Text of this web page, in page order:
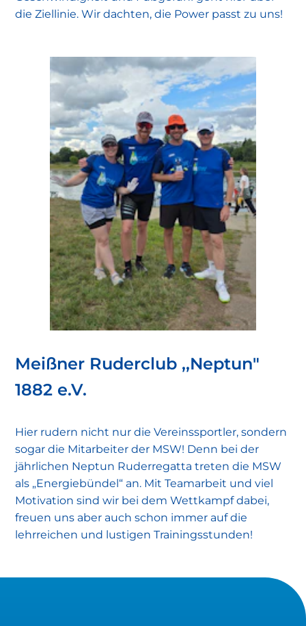
die Ziellinie. Wir dachten, die Power passt zu uns!
Meißner Ruderclub ,,Neptun"
1882 e.V.
Hier rudern nicht nur die Vereinssportler, sondern
sogar die Mitarbeiter der MSW! Denn bei der
jährlichen Neptun Ruderregatta treten die MSW
als „Energiebündel“ an. Mit Teamarbeit und viel
Motivation sind wir bei dem Wettkampf dabei,
freuen uns aber auch schon immer auf die
lehrreichen und lustigen Trainingsstunden!